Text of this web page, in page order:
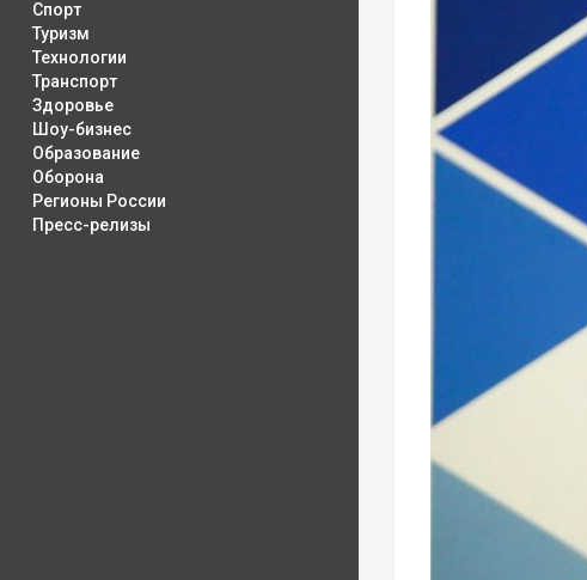
Спорт
Туризм
Технологии
Транспорт
Здоровье
Шоу-бизнес
Образование
Оборона
Регионы России
Пресс-релизы